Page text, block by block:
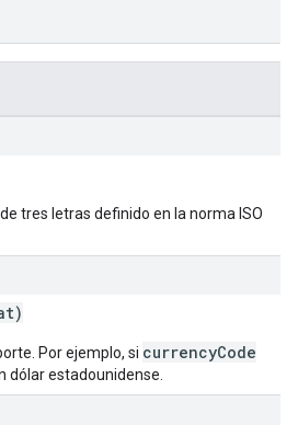
tres letras definido en la norma ISO
Por ejemplo, si currencyCode
dólar estadounidense.